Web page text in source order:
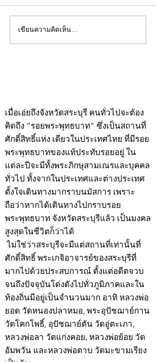
คอลัมน์"จับชีพจรวงการ
พระ"ประจำพุธที่ 29
เขียนความคิดเห็น…
เมื่อเอ่ยถึงจังหวัดสระบุรี คนทั่วไปจะต้อง
คิดถึง “รอยพระพุทธบาท” ซึ่งเป็นสถานที่
ศักดิ์สิทธิ์แห่ง เดียวในประเทศไทย ที่มีรอย
พระพุทธบาทของแท้ประทับรอยอยู่ ใน
แต่ละปีจะมีทั้งพระภิกษุสามเณรและบุคคล
ทั่วไป ทั้งจากในประเทศและต่างประเทศ
ตั้งใจเดินทางมากราบนมัสการ เพราะ
ถือว่าหากได้เดินทางไปกราบรอย
พระพุทธบาท จังหวัดสระบุรีแล้ว เป็นมงคล
สูงสุดในชีวิตก็ว่าได้
ไม่ใช่ว่าสระบุรีจะมีแต่สถานที่เท่านั้นที่
ศักดิ์สิทธิ์ พระเกจิอาจารย์ของสระบุรีที่
มากไปด้วยประสบการณ์ ตั้งแต่อดีตจวบ
จนถึงปัจจุบันโด่งดังไปทั่วภูมิภาคและใน
ท้องถิ่นมีอยู่เป็นจำนวนมาก อาทิ หลวงพ่อ
ยอด วัดหนองปลาหมอ, พระอุปัชฌาย์กาน
วัดโคกโพธิ์, อุปัชฌาย์ตัน วัดอู่ตะเภา,
หลวงพ่อลา วัดแก่งคอย, หลวงพ่อย้อย วัด
อัมพวัน และหลวงพ่อตาบ วัดมะขามเรียง